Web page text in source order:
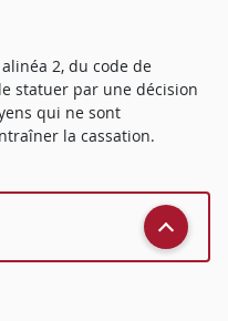
2, du code de
statuer par une décision
qui ne sont
la cassation.